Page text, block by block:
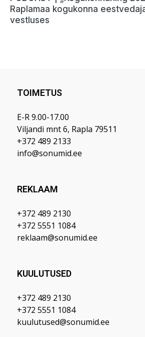
TOIMETUS
E-R 9.00-17.00
Viljandi mnt 6, Rapla 79511
+372 489 2133
info@sonumid.ee
REKLAAM
+372 489 2130
+372 5551 1084
reklaam@sonumid.ee
KUULUTUSED
+372 489 2130
+372 5551 1084
kuulutused@sonumid.ee